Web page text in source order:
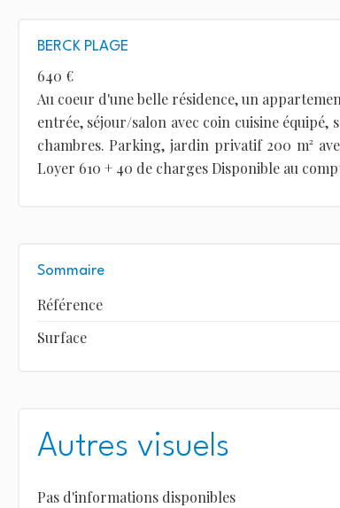
BERCK PLAGE
640 €
Au coeur d'une belle résidence, un
entrée, séjour/salon avec coin cuisine équipé,
chambres. Parking, jardin privatif 200 m²
Loyer 610 + 40 de charges Disponible au
Sommaire
Référence
Surface
Autres visuels
Pas d'informations disponibles